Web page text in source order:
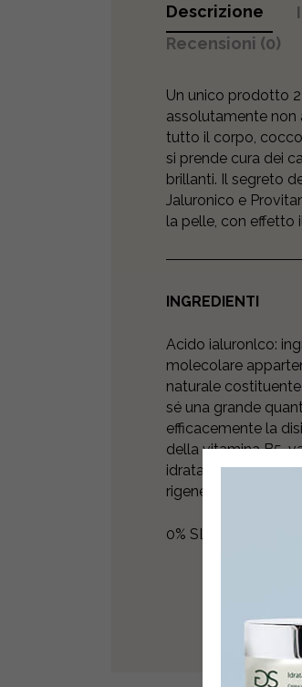
Descrizione
Recensioni (0)
Un unico prodotto
assolutamente non
tutto il corpo,
si prende cura dei
brillanti. Il segreto
Jaluronico e
la pelle, con effetto
INGREDIENTI
Acido ialuronlco:
molecolare
naturale
sé una grande
efficacemente la
della vitamina B5,
idratazione alla
rigenerazione
0% SLES e SLS,